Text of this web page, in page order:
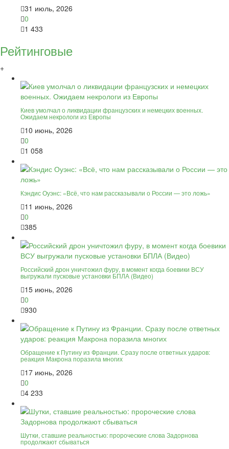
31 июль, 2026
0
1 433
Рейтинговые
+
Киев умолчал о ликвидации французских и немецких военных.
Ожидаем некрологи из Европы
10 июнь, 2026
0
1 058
Кэндис Оуэнс: «Всё, что нам рассказывали о России — это ложь»
11 июнь, 2026
0
385
Российский дрон уничтожил фуру, в момент когда боевики ВСУ
выгружали пусковые установки БПЛА (Видео)
15 июнь, 2026
0
930
Обращение к Путину из Франции. Сразу после ответных ударов:
реакция Макрона поразила многих
17 июнь, 2026
0
4 233
Шутки, ставшие реальностью: пророческие слова Задорнова
продолжают сбываться